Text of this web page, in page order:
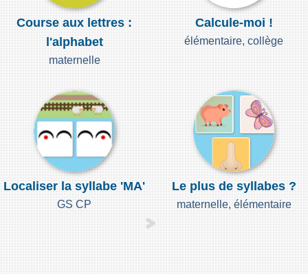
Course aux lettres :
l'alphabet
maternelle
Calcule-moi !
élémentaire, collège
Localiser la syllabe 'MA'
GS CP
Le plus de syllabes ?
maternelle, élémentaire